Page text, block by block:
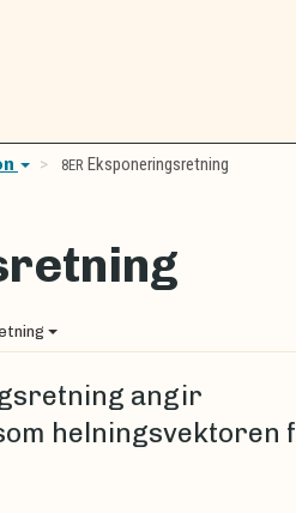
8ER Eksponeringsretning
angir
helningsvektoren